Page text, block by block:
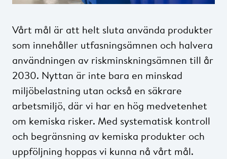
Vårt mål är att helt sluta använda produkter
som innehåller utfasningsämnen och halvera
användningen av riskminskningsämnen till år
2030. Nyttan är inte bara en minskad
miljöbelastning utan också en säkrare
arbetsmiljö, där vi har en hög medvetenhet
om kemiska risker. Med systematisk kontroll
och begränsning av kemiska produkter och
uppföljning hoppas vi kunna nå vårt mål.